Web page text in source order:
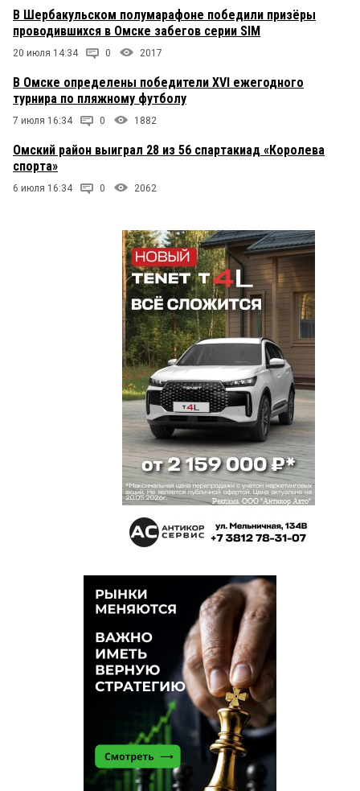
В Шербакульском полумарафоне победили призёры
проводившихся в Омске забегов серии SIM
20 июля 14:34 0 2017
В Омске определены победители XVI ежегодного
турнира по пляжному футболу
7 июля 16:34 0 1882
Омский район выиграл 28 из 56 спартакиад «Королева
спорта»
6 июля 16:34 0 2062